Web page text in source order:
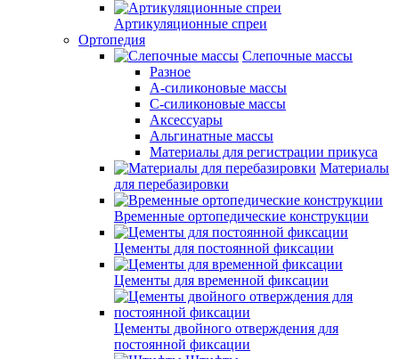
Артикуляционные спреи
Ортопедия
Слепочные массы
Разное
А-силиконовые массы
С-силиконовые массы
Аксессуары
Альгинатные массы
Материалы для регистрации прикуса
Материалы
для перебазировки
Временные ортопедические конструкции
Цементы для постоянной фиксации
Цементы для временной фиксации
Цементы двойного отверждения для
постоянной фиксации